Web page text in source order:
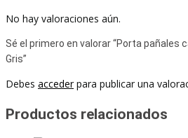
No hay valoraciones aún.
Sé el primero en valorar “Porta pañales
Gris”
Debes accederpara publicar una
Productos relacionados